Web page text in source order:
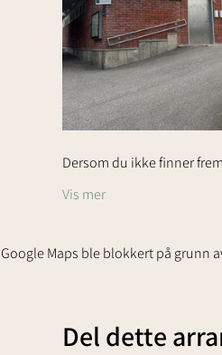
Dersom du ikke finner
Vis mer
Google Maps ble blokkert på grunn
Del dette